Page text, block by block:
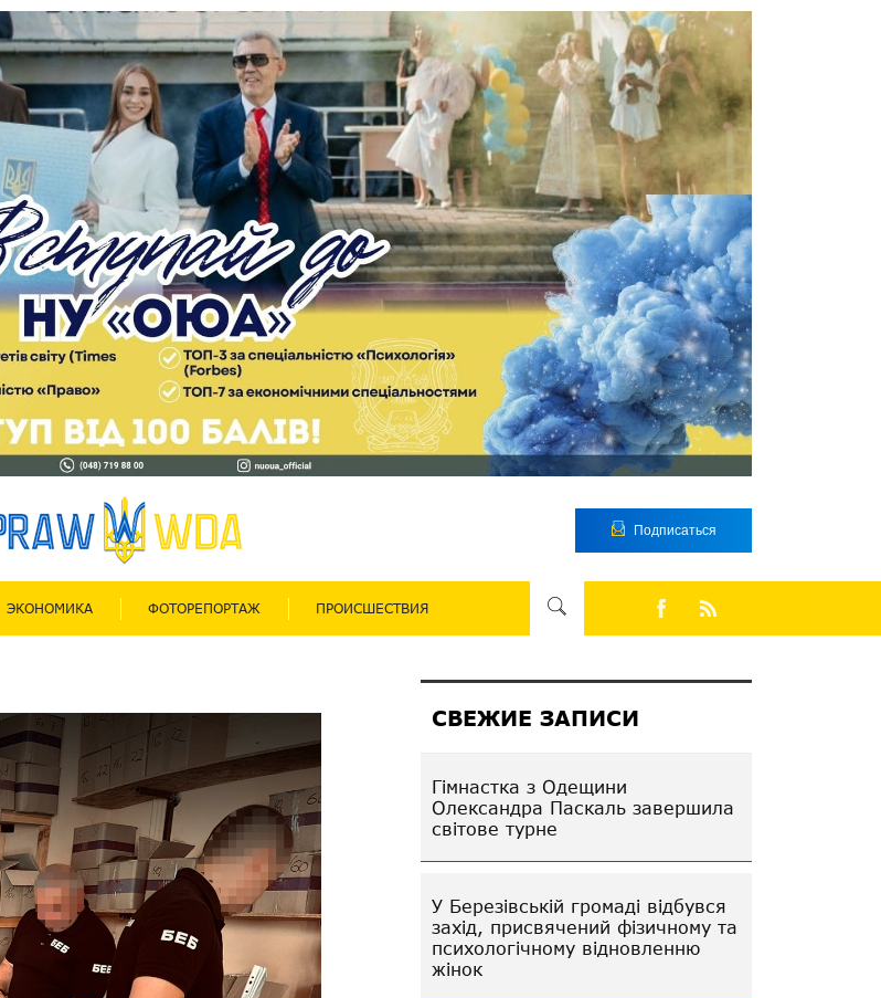
Подписаться
ЭКОНОМИКА ФОТОРЕПОРТАЖ ПРОИСШЕСТВИЯ
СВЕЖИЕ ЗАПИСИ
Гімнастка з Одещини
Олександра Паскаль завершила
світове турне
У Березівській громаді відбувся
захід, присвячений фізичному та
психологічному відновленню
жінок